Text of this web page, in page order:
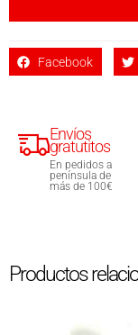
Facebook
Envíos
gratutitos
En pedidos a
península de
más de 100€
Productos